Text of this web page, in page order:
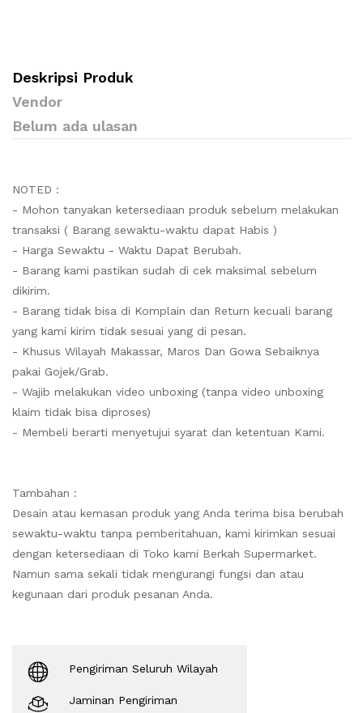
Deskripsi Produk
Vendor
Belum ada ulasan
NOTED :
- Mohon tanyakan ketersediaan produk sebelum melakukan
transaksi ( Barang sewaktu-waktu dapat Habis )
- Harga Sewaktu - Waktu Dapat Berubah.
- Barang kami pastikan sudah di cek maksimal sebelum
dikirim.
- Barang tidak bisa di Komplain dan Return kecuali barang
yang kami kirim tidak sesuai yang di pesan.
- Khusus Wilayah Makassar, Maros Dan Gowa Sebaiknya
pakai Gojek/Grab.
- Wajib melakukan video unboxing (tanpa video unboxing
klaim tidak bisa diproses)
- Membeli berarti menyetujui syarat dan ketentuan Kami.
Tambahan :
Desain atau kemasan produk yang Anda terima bisa berubah
sewaktu-waktu tanpa pemberitahuan, kami kirimkan sesuai
dengan ketersediaan di Toko kami Berkah Supermarket.
Namun sama sekali tidak mengurangi fungsi dan atau
kegunaan dari produk pesanan Anda.
Pengiriman Seluruh Wilayah
Jaminan Pengiriman